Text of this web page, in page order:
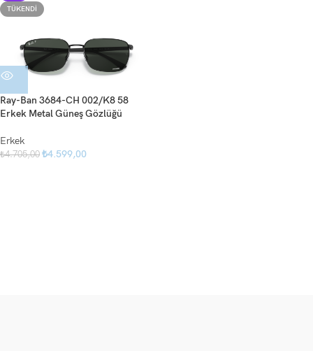
TÜKENDI
Ray-Ban 3684-CH 002/K8 58
Erkek Metal Güneş Gözlüğü
Erkek
₺4.705,00 ₺4.599,00